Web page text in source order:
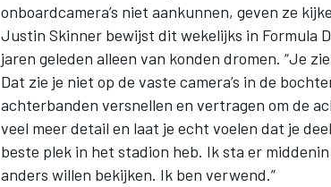
onboardcamera’s niet aankunnen, geven ze
Justin Skinner bewijst dit wekelijks in Formula
jaren geleden alleen van konden dromen. “Je
Dat zie je niet op de vaste camera’s in de
achterbanden versnellen en vertragen om de
veel meer detail en laat je echt voelen dat je
beste plek in het stadion heb. Ik sta er
anders willen bekijken. Ik ben verwend.”